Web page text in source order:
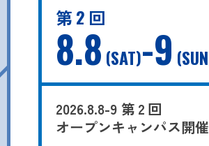
第 2 回
8.8 SAT -9 SUN
2026.8.8-9 第 2 回
オープンキャンパス開催